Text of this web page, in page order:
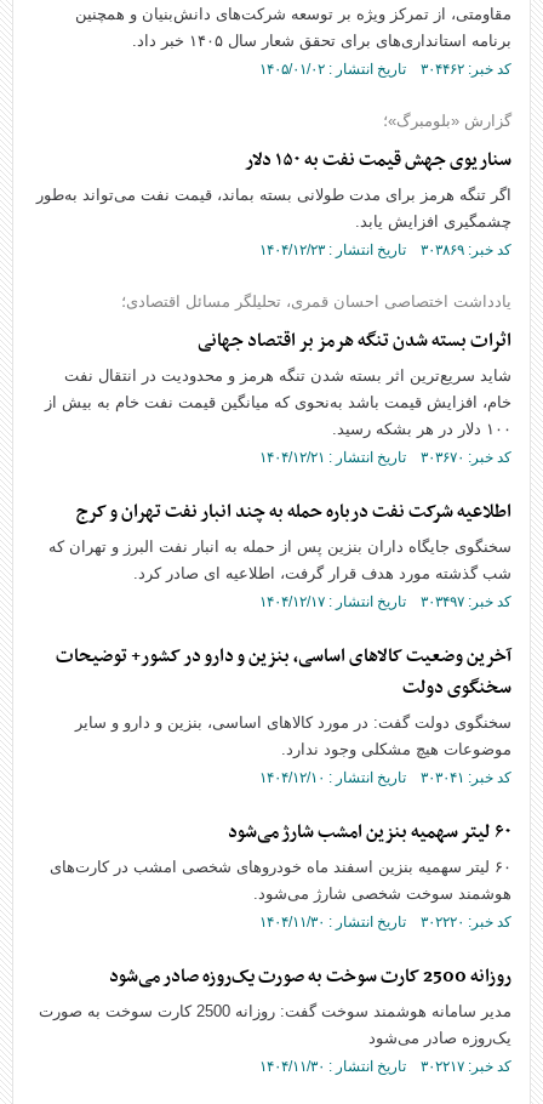
مقاومتی، از تمرکز ویژه بر توسعه شرکت‌های دانش‌بنیان و همچنین
برنامه استانداری‌های برای تحقق شعار سال ۱۴۰۵ خبر داد.
کد خبر: ۳۰۴۴۶۲ تاریخ انتشار : ۱۴۰۵/۰۱/۰۲
گزارش «بلومبرگ»؛
سناریوی جهش قیمت نفت به ۱۵۰ دلار
اگر تنگه هرمز برای مدت طولانی بسته بماند، قیمت نفت می‌تواند به‌طور
چشمگیری افزایش یابد.
کد خبر: ۳۰۳۸۶۹ تاریخ انتشار : ۱۴۰۴/۱۲/۲۳
یادداشت اختصاصی احسان قمری، تحلیلگر مسائل اقتصادی؛
اثرات بسته شدن تنگه هرمز بر اقتصاد جهانی
شاید سریع‌ترین اثر بسته شدن تنگه هرمز و محدودیت در انتقال نفت
خام، افزایش قیمت باشد به‌نحوی که میانگین قیمت نفت خام به بیش از
۱۰۰ دلار در هر بشکه رسید.
کد خبر: ۳۰۳۶۷۰ تاریخ انتشار : ۱۴۰۴/۱۲/۲۱
اطلاعیه شرکت نفت درباره حمله به چند انبار نفت تهران و کرج
سخنگوی جایگاه داران بنزین پس از حمله به انبار نفت البرز و تهران که
شب گذشته مورد هدف قرار گرفت، اطلاعیه ای صادر کرد.
کد خبر: ۳۰۳۴۹۷ تاریخ انتشار : ۱۴۰۴/۱۲/۱۷
آخرین وضعیت کالا‌های اساسی، بنزین و دارو در کشور+ توضیحات
سخنگوی دولت
سخنگوی دولت گفت: در مورد کالا‌های اساسی، بنزین و دارو و سایر
موضوعات هیچ مشکلی وجود ندارد.
کد خبر: ۳۰۳۰۴۱ تاریخ انتشار : ۱۴۰۴/۱۲/۱۰
۶۰ لیتر سهمیه بنزین امشب شارژ می‌شود
۶۰ لیتر سهمیه بنزین اسفند ماه خودرو‌های شخصی امشب در کارت‌های
هوشمند سوخت شخصی شارژ می‌شود.
کد خبر: ۳۰۲۲۲۰ تاریخ انتشار : ۱۴۰۴/۱۱/۳۰
روزانه 2500 کارت سوخت به صورت یک‌روزه صادر می‌شود
مدیر سامانه هوشمند سوخت گفت: روزانه 2500 کارت سوخت به صورت
یک‌روزه صادر می‌شود
کد خبر: ۳۰۲۲۱۷ تاریخ انتشار : ۱۴۰۴/۱۱/۳۰